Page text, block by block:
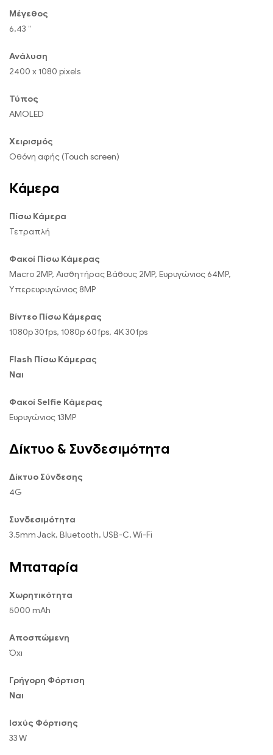
Μέγεθος
6,43 “
Ανάλυση
2400 x 1080 pixels
Τύπος
AMOLED
Χειρισμός
Οθόνη αφής (Touch screen)
Κάμερα
Πίσω Κάμερα
Τετραπλή
Φακοί Πίσω Κάμερας
Macro 2MP, Αισθητήρας Βάθους 2MP, Ευρυγώνιος 64MP,
Υπερευρυγώνιος 8MP
Βίντεο Πίσω Κάμερας
1080p 30fps, 1080p 60fps, 4K 30fps
Flash Πίσω Κάμερας
Ναι
Φακοί Selfie Κάμερας
Ευρυγώνιος 13MP
Δίκτυο & Συνδεσιμότητα
Δίκτυο Σύνδεσης
4G
Συνδεσιμότητα
3.5mm Jack, Bluetooth, USB-C, Wi-Fi
Μπαταρία
Χωρητικότητα
5000 mAh
Αποσπώμενη
Όχι
Γρήγορη Φόρτιση
Ναι
Ισχύς Φόρτισης
33 W